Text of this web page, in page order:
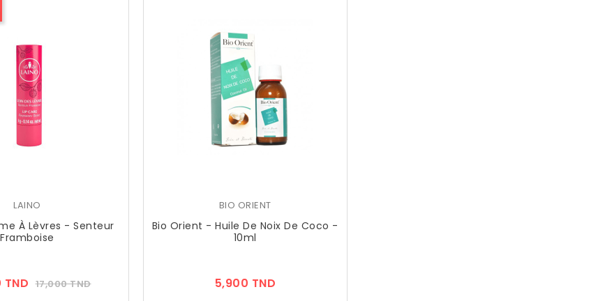
LAINO
À Lèvres - Senteur
Framboise
TND Prix
17,000 TNDPrix
BIO ORIENT
Bio Orient - Huile De Noix De Coco -
10ml
5,900 TND